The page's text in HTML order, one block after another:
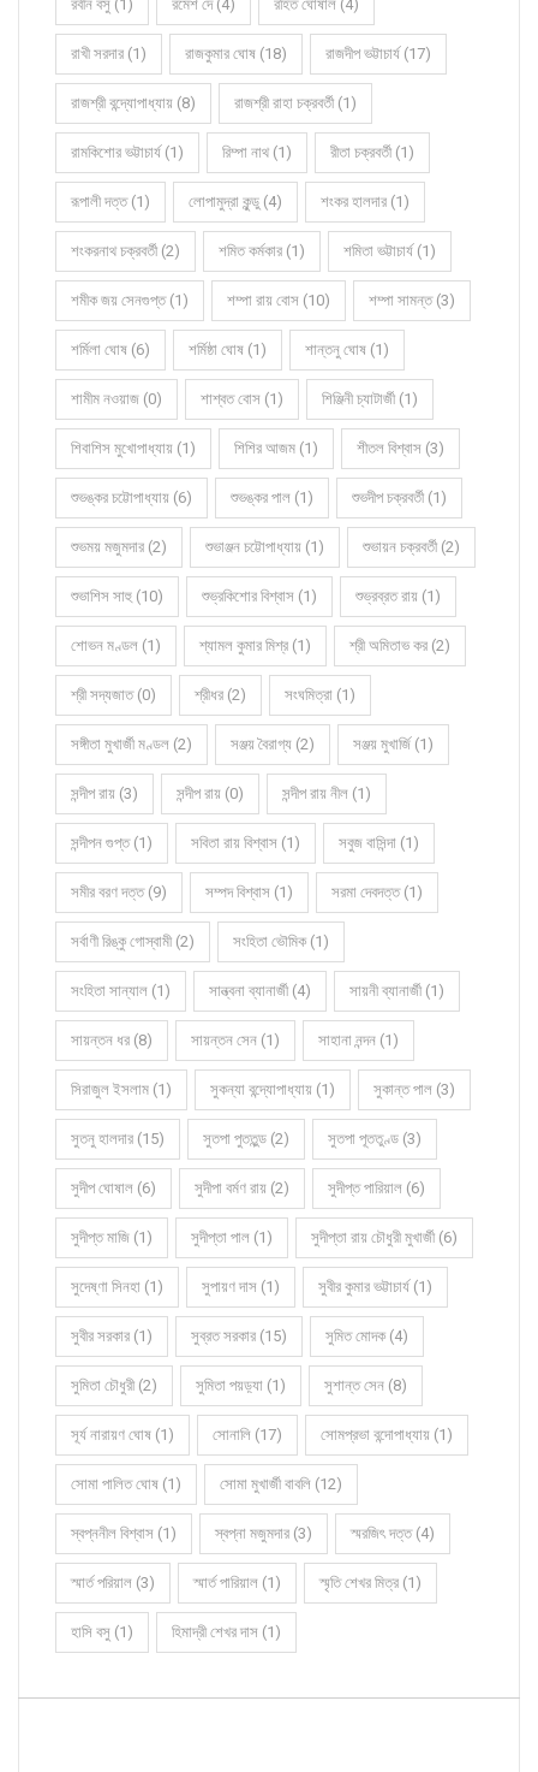
রবীন বসু (1) রমেশ দে (4) রহিত ঘোষাল (4)
রাখী সরদার (1) রাজকুমার ঘোষ (18) রাজদীপ ভট্টাচার্য (17)
রাজশ্রী বন্দ্যোপাধ্যায় (8) রাজশ্রী রাহা চক্রবর্তী (1)
রামকিশোর ভট্টাচার্য (1) রিম্পা নাথ (1) রীতা চক্রবর্তী (1)
রূপালী দত্ত (1) লোপামুদ্রা কুন্ডু (4) শংকর হালদার (1)
শংকরনাথ চক্রবর্তী (2) শমিত কর্মকার (1) শমিতা ভট্টাচার্য (1)
শমীক জয় সেনগুপ্ত (1) শম্পা রায় বোস (10) শম্পা সামন্ত (3)
শর্মিলা ঘোষ (6) শর্মিষ্ঠা ঘোষ (1) শান্তনু ঘোষ (1)
শামীম নওয়াজ (0) শাশ্বত বোস (1) শিঞ্জিনী চ্যাটার্জী (1)
শিবাশিস মুখোপাধ্যায় (1) শিশির আজম (1) শীতল বিশ্বাস (3)
শুভঙ্কর চট্টোপাধ্যায় (6) শুভঙ্কর পাল (1) শুভদীপ চক্রবর্তী (1)
শুভময় মজুমদার (2) শুভাঞ্জন চট্টোপাধ্যায় (1) শুভায়ন চক্রবর্তী (2)
শুভাশিস সাহু (10) শুভ্রকিশোর বিশ্বাস (1) শুভ্রব্রত রায় (1)
শোভন মণ্ডল (1) শ্যামল কুমার মিশ্র (1) শ্রী অমিতাভ কর (2)
শ্রী সদ্যজাত (0) শ্রীধর (2) সংঘমিত্রা (1)
সঙ্গীতা মুখার্জী মণ্ডল (2) সঞ্জয় বৈরাগ্য (2) সঞ্জয় মুখার্জি (1)
সন্দীপ রায় (3) সন্দীপ রায় (0) সন্দীপ রায় নীল (1)
সন্দীপন গুপ্ত (1) সবিতা রায় বিশ্বাস (1) সবুজ বাসিন্দা (1)
সমীর বরণ দত্ত (9) সম্পদ বিশ্বাস (1) সরমা দেবদত্ত (1)
সর্বাণী রিঙ্কু গোস্বামী (2) সংহিতা ভৌমিক (1)
সংহিতা সান্যাল (1) সান্ত্বনা ব্যানার্জী (4) সায়নী ব্যানার্জী (1)
সায়ন্তন ধর (8) সায়ন্তন সেন (1) সাহানা নন্দন (1)
সিরাজুল ইসলাম (1) সুকন্যা বন্দ্যোপাধ্যায় (1) সুকান্ত পাল (3)
সুতনু হালদার (15) সুতপা পুততুন্ড (2) সুতপা পূততুণ্ড (3)
সুদীপ ঘোষাল (6) সুদীপা বর্মণ রায় (2) সুদীপ্ত পারিয়াল (6)
সুদীপ্ত মাজি (1) সুদীপ্তা পাল (1) সুদীপ্তা রায় চৌধুরী মুখার্জী (6)
সুদেষ্ণা সিনহা (1) সুপায়ণ দাস (1) সুবীর কুমার ভট্টাচার্য (1)
সুবীর সরকার (1) সুব্রত সরকার (15) সুমিত মোদক (4)
সুমিতা চৌধুরী (2) সুমিতা পয়ড়্যা (1) সুশান্ত সেন (8)
সূর্য নারায়ণ ঘোষ (1) সোনালি (17) সোমপ্রভা বন্দোপাধ্যায় (1)
সোমা পালিত ঘোষ (1) সোমা মুখার্জী বাবলি (12)
স্বপ্ননীল বিশ্বাস (1) স্বপ্না মজুমদার (3) স্মরজিৎ দত্ত (4)
স্মার্ত পরিয়াল (3) স্মার্ত পারিয়াল (1) স্মৃতি শেখর মিত্র (1)
হাসি বসু (1) হিমাদ্রী শেখর দাস (1)